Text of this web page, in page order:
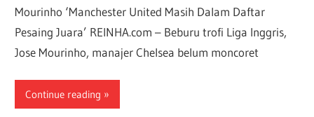
Mourinho ‘Manchester United Masih Dalam Daftar
Pesaing Juara’ REINHA.com – Beburu trofi Liga Inggris,
Jose Mourinho, manajer Chelsea belum moncoret
Continue reading